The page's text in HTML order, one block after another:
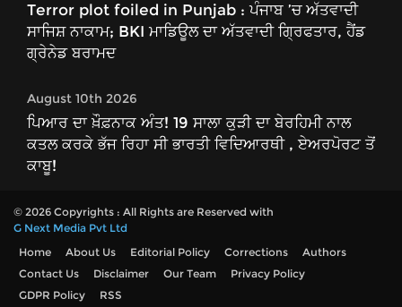
Terror plot foiled in Punjab : ਪੰਜਾਬ ’ਚ ਅੱਤਵਾਦੀ
ਸਾਜਿਸ਼ ਨਾਕਾਮ; BKI ਮਾਡਿਊਲ ਦਾ ਅੱਤਵਾਦੀ ਗ੍ਰਿਫਤਾਰ, ਹੈਂਡ
ਗ੍ਰੇਨੇਡ ਬਰਾਮਦ
August 10th 2026
ਪਿਆਰ ਦਾ ਖ਼ੌਫ਼ਨਾਕ ਅੰਤ! 19 ਸਾਲਾ ਕੁੜੀ ਦਾ ਬੇਰਹਿਮੀ ਨਾਲ
ਕਤਲ ਕਰਕੇ ਭੱਜ ਰਿਹਾ ਸੀ ਭਾਰਤੀ ਵਿਦਿਆਰਥੀ , ਏਅਰਪੋਰਟ ਤੋਂ
ਕਾਬੂ!
© 2026 Copyrights : All Rights are Reserved with
G Next Media Pvt Ltd
Home
About Us Editorial Policy Corrections
Authors
Contact Us
Disclaimer Our Team
Privacy Policy
GDPR Policy
RSS